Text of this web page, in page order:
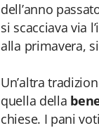
dell’anno
si scacciava via
alla primavera,
Un’altra
quella della
chiese. I pani